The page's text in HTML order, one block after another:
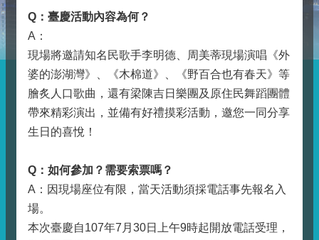
Q ：臺慶活動內容為何？
A：
現場將邀請知名民歌手李明德、周美蒂現場演唱《外
婆的澎湖灣》、《木棉道》、《野百合也有春天》等
膾炙人口歌曲，還有梁陳吉日樂團及原住民舞蹈團體
帶來精彩演出，並備有好禮摸彩活動，邀您一同分享
生日的喜悅！
Q ：如何參加？需要索票嗎？
A：因現場座位有限，當天活動須採電話事先報名入
場。
本次臺慶自107年7月30日上午9時起開放電話受理，